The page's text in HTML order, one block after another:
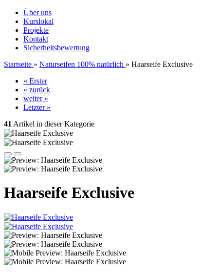
Über uns
Kurslokal
Projekte
Kontakt
Sicherheitsbewertung
Startseite » Naturseifen 100% natürlich » Haarseife Exclusive
« Erster
« zurück
weiter »
Letzter »
41 Artikel in dieser Kategorie
Haarseife Exclusive